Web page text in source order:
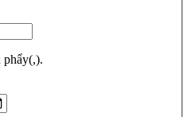
phẩy(,).